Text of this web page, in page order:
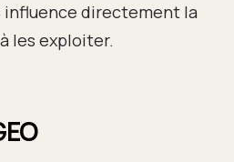
influence directement la
les exploiter.